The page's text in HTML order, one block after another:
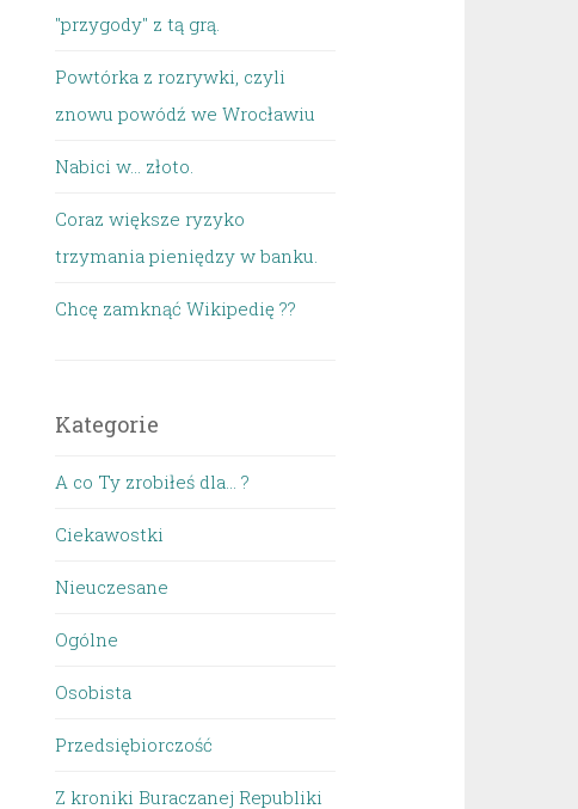
"przygody" z tą grą.
Powtórka z rozrywki, czyli
znowu powódź we Wrocławiu
Nabici w... złoto.
Coraz większe ryzyko
trzymania pieniędzy w banku.
Chcę zamknąć Wikipedię ??
Kategorie
A co Ty zrobiłeś dla… ?
Ciekawostki
Nieuczesane
Ogólne
Osobista
Przedsiębiorczość
Z kroniki Buraczanej Republiki